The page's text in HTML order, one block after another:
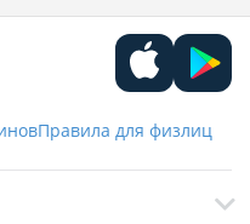
Правила для физлиц